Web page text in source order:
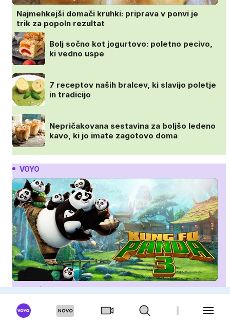
Najmehkejši domači kruhki: priprava v ponvi je
trik za popoln rezultat
Bolj sočno kot jogurtovo: poletno pecivo,
ki vedno uspe
7 receptov naših bralcev, ki slavijo poletje
in tradicijo
Nepričakovana sestavina za boljšo ledeno
kavo, ki jo imate zagotovo doma
VOYO
Kung fu panda 3
Sommerdahlovi umori